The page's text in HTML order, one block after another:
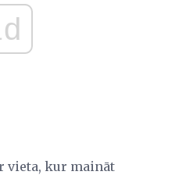
vieta, kur maināt